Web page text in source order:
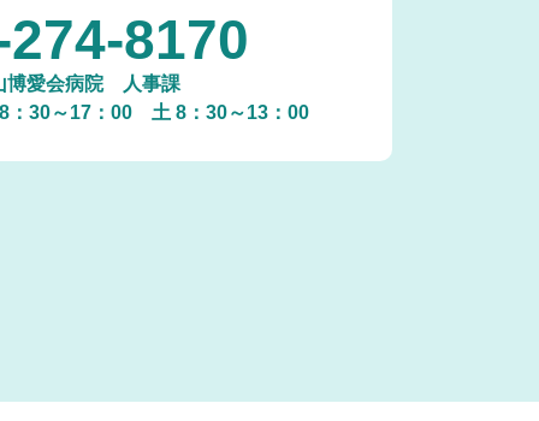
8170
博愛会病院 人事課
：30～17：00
土 8：30～13：00